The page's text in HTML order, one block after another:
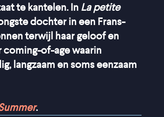
te kantelen. In La petite
dochter in een Frans-
terwijl haar geloof en
coming-of-age waarin
langzaam en soms eenzaam
.